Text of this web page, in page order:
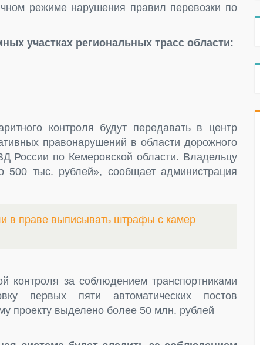
режиме нарушения правил перевозки по
участках региональных трасс области:
контроля будут передавать в центр
правонарушений в области дорожного
России по Кемеровской области. Владельцу
500 тыс. рублей», сообщает администрация
в праве выписывать штрафы с камер
контроля за соблюдением транспортниками
первых пяти автоматических постов
проекту выделено более 50 млн. рублей